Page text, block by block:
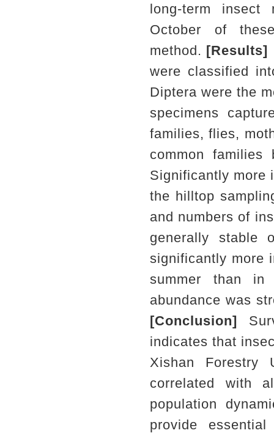
long-term
October of
method. [Results]
were classified
Diptera were the
specimens
families, flies,
common families
Significantly more
the hilltop
and numbers of
generally stable
significantly more
summer than in
abundance was
[Conclusion]
indicates that
Xishan Forestry
correlated with
population
provide